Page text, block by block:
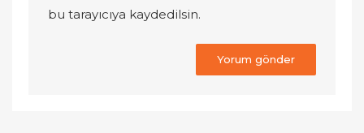
bu tarayıcıya kaydedilsin.